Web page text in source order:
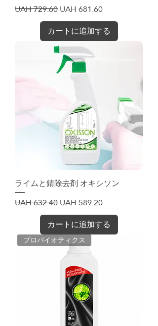
通常価格
UAH 729.60セール価格
UAH 681.60
カートに追加する
ライムと錆除去剤 オキシソン
通常価格
UAH 632.40セール価格
UAH 589.20
カートに追加する
プロバイオティクス